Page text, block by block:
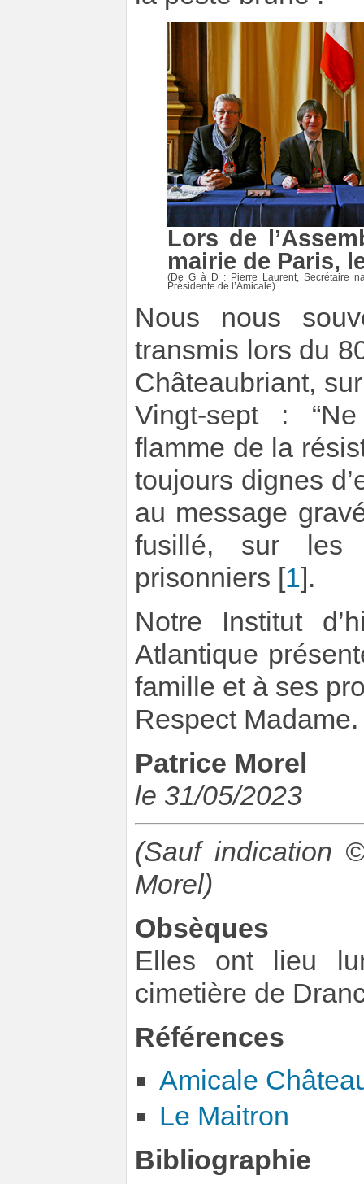
Lors de
mairie de Paris,
(De G à D : Pierre Laurent, Secrétaire
Présidente de l’Amicale)
Nous nous
transmis lors du
Châteaubriant,
Vingt-sept :
flamme de la
toujours dignes
au message
fusillé, sur les
prisonniers [1].
Notre Institut
Atlantique
famille et à ses
Respect Madame.
Patrice Morel
le 31/05/2023
(Sauf indication
Morel)
Obsèques
Elles ont lieu
cimetière de
Références
Amicale
Le Maitron
Bibliographie